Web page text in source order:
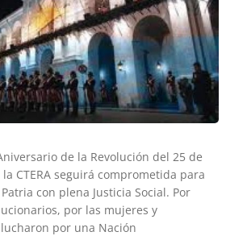
de la Revolución del 25 de
CTERA seguirá comprometida para
con plena Justicia Social. Por
por las mujeres y
por una Nación